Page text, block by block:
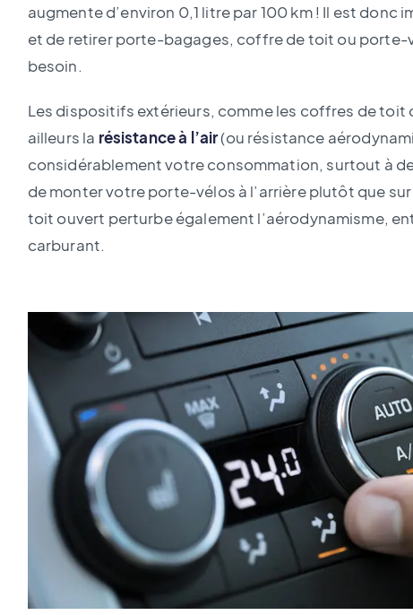
augmente d’environ 0,1 litre par 100 km ! Il est
et de retirer porte-bagages, coffre de toit ou porte-
besoin.
Les dispositifs extérieurs, comme les coffres de
ailleurs la résistance à l’air(ou résistance
considérablement votre consommation, surtout à
de monter votre porte-vélos à l’arrière plutôt que
toit ouvert perturbe également l’aérodynamisme,
carburant.